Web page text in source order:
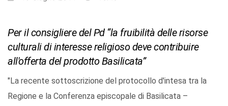
Per il consigliere del Pd “la fruibilità delle risorse
culturali di interesse religioso deve contribuire
all'offerta del prodotto Basilicata”
"La recente sottoscrizione del protocollo d'intesa tra la
Regione e la Conferenza episcopale di Basilicata –